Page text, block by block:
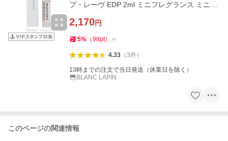
プ・レーヴ EDP 2ml ミニフレグランス ミニ香
2,170円
5% （98pt）
4.33（3件）
13時までの注文で当日発送（休業日を除く）
BLANC LAPIN
このページの関連情報